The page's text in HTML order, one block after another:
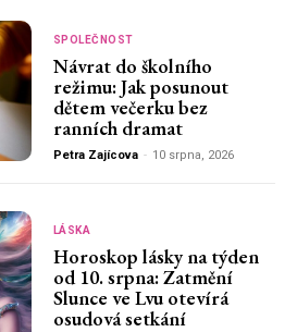
SPOLEČNOST
Návrat do školního
režimu: Jak posunout
dětem večerku bez
ranních dramat
Petra Zajícova - 10 srpna, 2026
LÁSKA
Horoskop lásky na týden
od 10. srpna: Zatmění
Slunce ve Lvu otevírá
osudová setkání